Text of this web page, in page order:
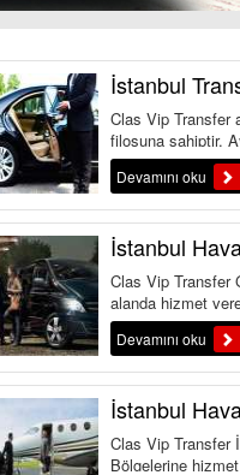
İstanbul
Clas Vip Transfer
filosuna sahiptir.
Devamını oku
İstanbul
Clas Vip Transfer
alanda hizmet
Devamını oku
İstanbul
Clas Vip Transfer
Bölgelerine